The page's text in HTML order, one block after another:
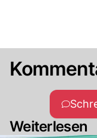
Weiterlesen